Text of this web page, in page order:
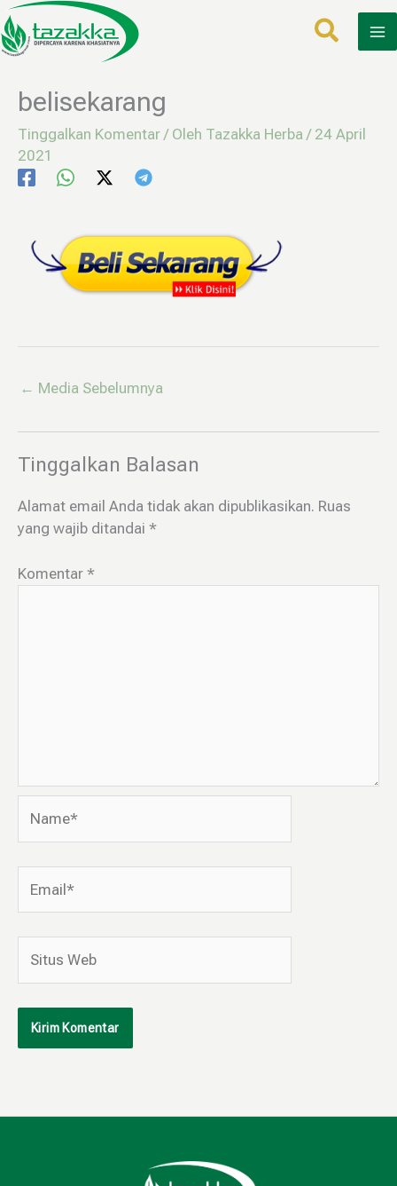
Lewati
ke
konten
belisekarang
Tinggalkan Komentar / Oleh Tazakka Herba / 24 April
2021
← Media Sebelumnya
Tinggalkan Balasan
Alamat email Anda tidak akan dipublikasikan. Ruas
yang wajib ditandai *
Komentar *
Web